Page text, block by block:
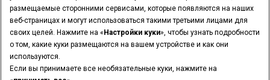
ЛОГИН ДИЛЕРА
ХОТИТЕ СТАТЬ ДИЛЕРОМ?
ОТПРАВИТЬ ЗАПРОС
размещаемые сторонними сервисами, которые появляются на наших
веб-страницах и могут использоваться такими третьими лицами для
своих целей. Нажмите на « Настройки куки», чтобы узнать подробности
о том, какие куки размещаются на вашем устройстве и как они
используются.
Если вы принимаете все необязательные куки, нажмите на